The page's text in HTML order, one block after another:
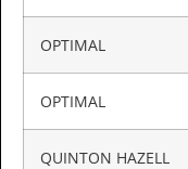
OPTIMAL
OPTIMAL
QUINTON HAZELL